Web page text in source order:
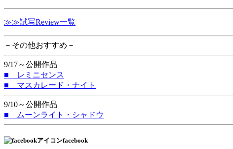
≫≫試写Review一覧
－その他おすすめ－
9/17～公開作品
■ レミニセンス
■ マスカレード・ナイト
9/10～公開作品
■ ムーンライト・シャドウ
facebook